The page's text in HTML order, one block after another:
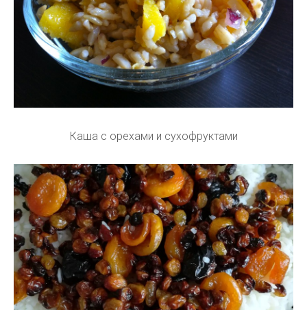
Каша с орехами и сухофруктами